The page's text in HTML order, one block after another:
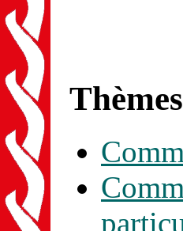
Thèmes